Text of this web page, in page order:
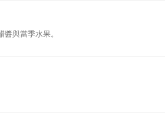
與當季水果。